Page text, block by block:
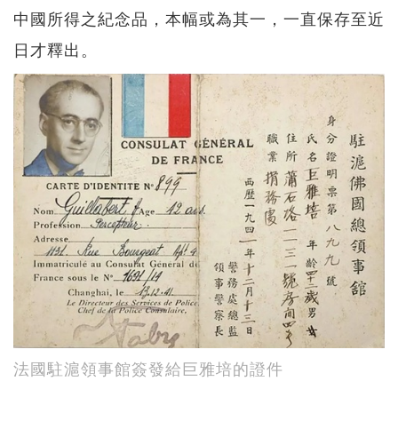
中國所得之紀念品，本幅或為其一，一直保存至近
日才釋出。
法國駐滬領事館簽發給巨雅培的證件